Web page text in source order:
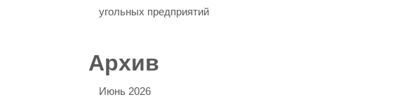
угольных предприятий
Архив
Июнь 2026